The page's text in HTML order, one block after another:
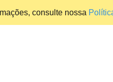
consulte nossa